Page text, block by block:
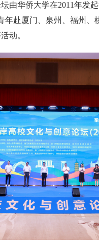
华侨大学在2011年发起
年赴厦门、泉州、福州
动。